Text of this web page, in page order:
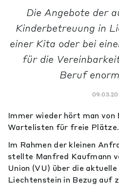
Die Angebote der
Kinderbetreuung in
einer Kita oder bei
für die
Beruf
Immer wieder hört man von
Wartelisten für freie Plätze.
Im Rahmen der kleinen
stellte Manfred Kaufmann
Union (VU) über die
Liechtenstein in Bezug auf